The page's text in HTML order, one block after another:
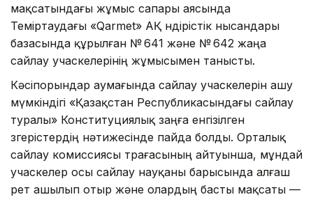
мақсатындағы жұмыс сапары аясында
Теміртаудағы «Qarmet» АҚ өндірістік нысандары
базасында құрылған № 641 және № 642 жаңа
сайлау учаскелерінің жұмысымен танысты.
Кәсіпорындар аумағында сайлау учаскелерін ашу
мүмкіндігі «Қазақстан Республикасындағы сайлау
туралы» Конституциялық заңға енгізілген
өзгерістердің нәтижесінде пайда болды. Орталық
сайлау комиссиясы төрағасының айтуынша, мұндай
учаскелер осы сайлау науқаны барысында алғаш
рет ашылып отыр және олардың басты мақсаты —